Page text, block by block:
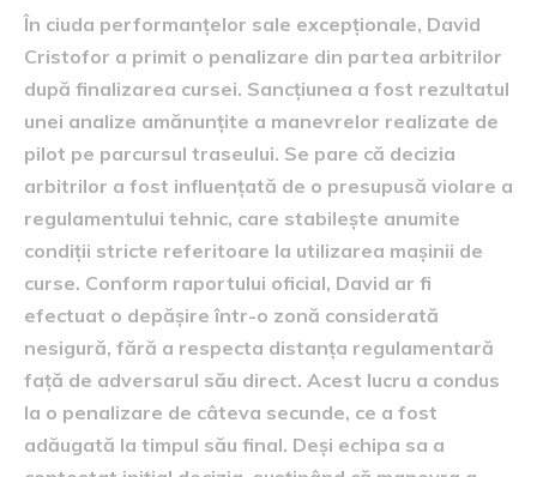
În ciuda performanțelor sale excepționale, David
Cristofor a primit o penalizare din partea arbitrilor
după finalizarea cursei. Sancțiunea a fost rezultatul
unei analize amănunțite a manevrelor realizate de
pilot pe parcursul traseului. Se pare că decizia
arbitrilor a fost influențată de o presupusă violare a
regulamentului tehnic, care stabilește anumite
condiții stricte referitoare la utilizarea mașinii de
curse. Conform raportului oficial, David ar fi
efectuat o depășire într-o zonă considerată
nesigură, fără a respecta distanța regulamentară
față de adversarul său direct. Acest lucru a condus
la o penalizare de câteva secunde, ce a fost
adăugată la timpul său final. Deși echipa sa a